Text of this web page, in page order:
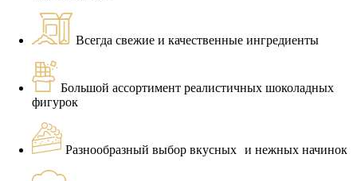
Всегда свежие и качественные ингредиенты
Большой ассортимент реалистичных шоколадных
фигурок
Разнообразный выбор вкусных и нежных начинок